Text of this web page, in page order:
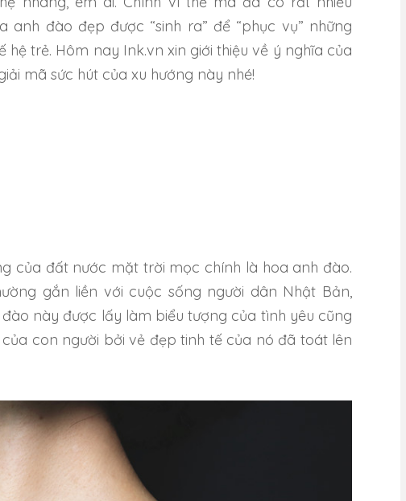
anh đào đẹp được “sinh ra” để “phục vụ” những
hệ trẻ. Hôm nay Ink.vn xin giới thiệu về ý nghĩa của
mã sức hút của xu hướng này nhé!
của đất nước mặt trời mọc chính là hoa anh đào.
gắn liền với cuộc sống người dân Nhật Bản,
này được lấy làm biểu tượng của tình yêu cũng
con người bởi vẻ đẹp tinh tế của nó đã toát lên